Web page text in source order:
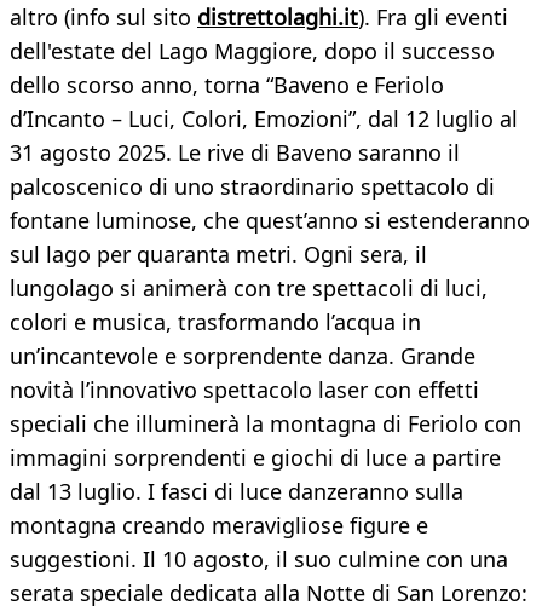
altro (info sul sito distrettolaghi.it). Fra gli eventi
dell'estate del Lago Maggiore, dopo il successo
dello scorso anno, torna “Baveno e Feriolo
d’Incanto – Luci, Colori, Emozioni”, dal 12 luglio al
31 agosto 2025. Le rive di Baveno saranno il
palcoscenico di uno straordinario spettacolo di
fontane luminose, che quest’anno si estenderanno
sul lago per quaranta metri. Ogni sera, il
lungolago si animerà con tre spettacoli di luci,
colori e musica, trasformando l’acqua in
un’incantevole e sorprendente danza. Grande
novità l’innovativo spettacolo laser con effetti
speciali che illuminerà la montagna di Feriolo con
immagini sorprendenti e giochi di luce a partire
dal 13 luglio. I fasci di luce danzeranno sulla
montagna creando meravigliose figure e
suggestioni. Il 10 agosto, il suo culmine con una
serata speciale dedicata alla Notte di San Lorenzo: